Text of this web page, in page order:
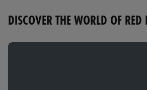
DISCOVER THE WORLD OF RED